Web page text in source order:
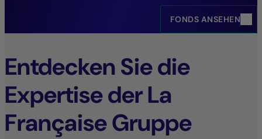
FONDS ANSEHEN
Entdecken Sie die
Expertise der La
Française Gruppe